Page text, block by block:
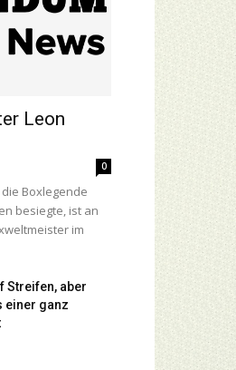
Leon
0
Boxlegende
besiegte, ist an
im
Streifen, aber
einer ganz